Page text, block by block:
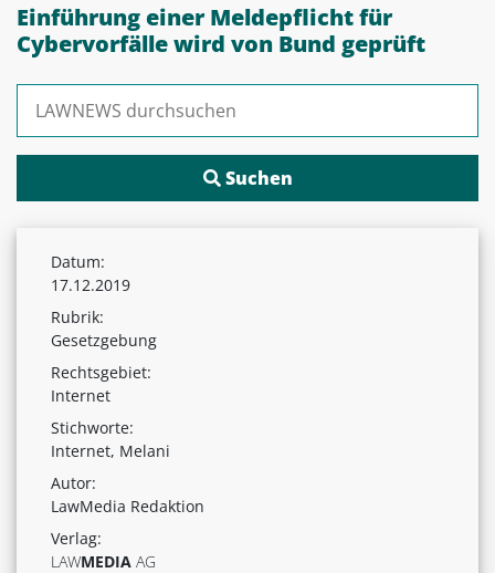
Einführung einer Meldepflicht für
Cybervorfälle wird von Bund geprüft
Datum:
17.12.2019
Rubrik:
Gesetzgebung
Rechtsgebiet:
Internet
Stichworte:
Internet, Melani
Autor:
LawMedia Redaktion
Verlag:
LAWMEDIA AG